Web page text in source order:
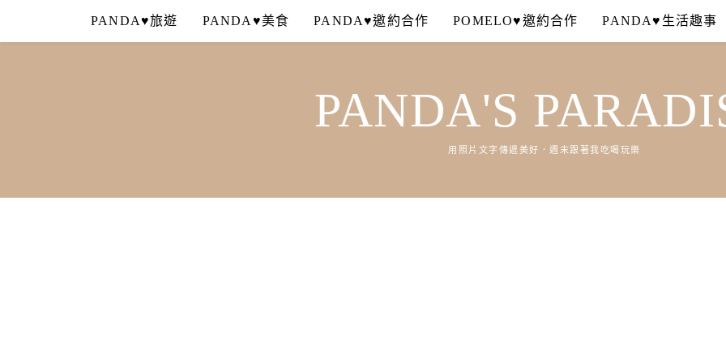
content
PANDA♥旅遊 PANDA♥美食 PANDA♥邀約合作 POMELO♥邀約合作 PANDA♥生活趣事
PANDA'S
用照片文字傳遞美好．週末跟著我吃喝玩樂